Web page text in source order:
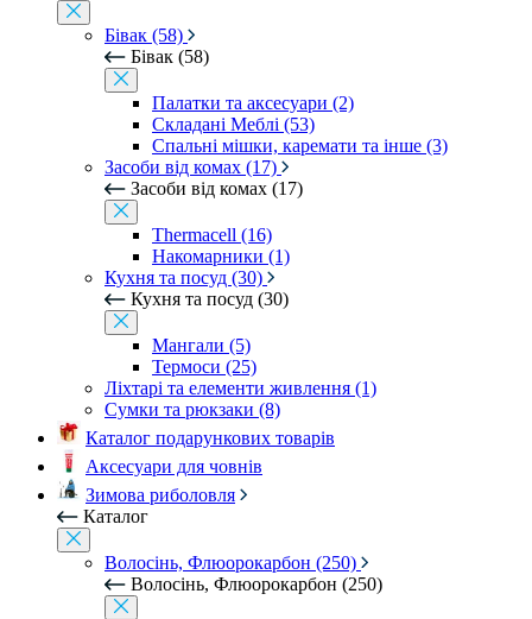
Бівак (58)
Бівак (58)
Палатки та аксесуари (2)
Складані Меблі (53)
Спальні мішки, каремати та інше (3)
Засоби від комах (17)
Засоби від комах (17)
Thermacell (16)
Накомарники (1)
Кухня та посуд (30)
Кухня та посуд (30)
Мангали (5)
Термоси (25)
Ліхтарі та елементи живлення (1)
Сумки та рюкзаки (8)
Каталог подарункових товарів
Аксесуари для човнів
Зимова риболовля
Каталог
Волосінь, Флюорокарбон (250)
Волосінь, Флюорокарбон (250)